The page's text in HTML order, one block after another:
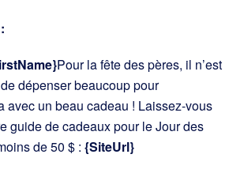
Pour la fête des pères, il n’est
dépenser beaucoup pour
avec un beau cadeau ! Laissez-vous
guide de cadeaux pour le Jour des
de 50 $ : {SiteUrl}